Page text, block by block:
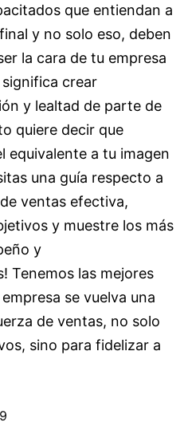
que entiendan a
y no solo eso, deben
la cara de tu empresa
crear
y lealtad de parte de
quiere decir que
equivalente a tu imagen
una guía respecto a
ventas efectiva,
y muestre los más
y
Tenemos las mejores
se vuelva una
de ventas, no solo
sino para fidelizar a